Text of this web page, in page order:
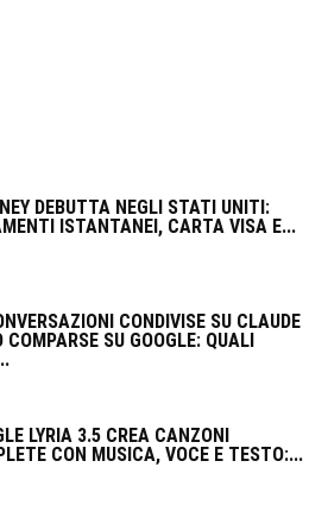
DEBUTTA NEGLI STATI UNITI:
ISTANTANEI, CARTA VISA E...
CONDIVISE SU CLAUDE
COMPARSE SU GOOGLE: QUALI
LYRIA 3.5 CREA CANZONI
CON MUSICA, VOCE E TESTO:...